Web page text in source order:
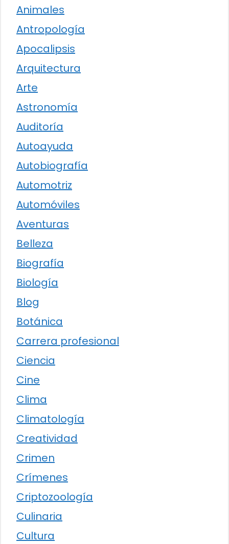
Animales
Antropología
Apocalipsis
Arquitectura
Arte
Astronomía
Auditoría
Autoayuda
Autobiografía
Automotriz
Automóviles
Aventuras
Belleza
Biografía
Biología
Blog
Botánica
Carrera profesional
Ciencia
Cine
Clima
Climatología
Creatividad
Crimen
Crímenes
Criptozoología
Culinaria
Cultura